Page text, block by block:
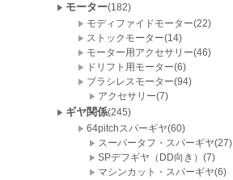
モーター(182)
モディファイドモーター(22)
ストックモーター(14)
モーター用アクセサリー(46)
ドリフト用モーター(6)
ブラシレスモーター(94)
アクセサリー(7)
ギヤ関係(245)
64pitchスパーギヤ(60)
スーパータフ・スパーギヤ(27)
SPデフギヤ（DD向き）(7)
マシンカット・スパーギヤ(6)